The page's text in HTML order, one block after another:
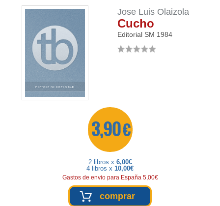
Jose Luis Olaizola
Cucho
Editorial SM 1984
3,90 €
2 libros x 6,00€
4 libros x 10,00€
Gastos de envio para España 5,00€
comprar